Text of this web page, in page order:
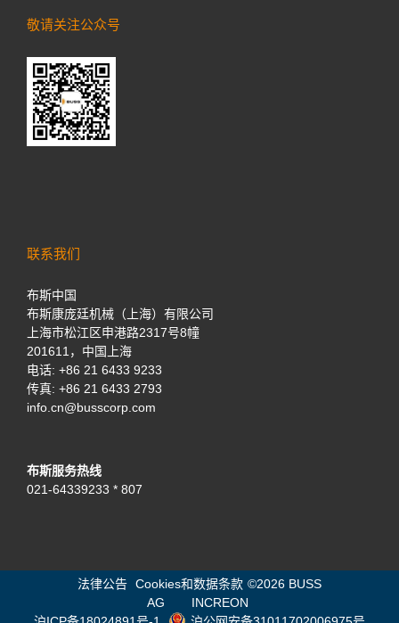
敬请关注公众号
联系我们
布斯中国
布斯康庞廷机械（上海）有限公司
上海市松江区申港路2317号8幢
201611，中国上海
电话: +86 21 6433 9233
传真: +86 21 6433 2793
info.cn@busscorp.com
布斯服务热线
021-64339233 * 807
法律公告 Cookies和数据条款 ©2026 BUSS
AG
INCREON